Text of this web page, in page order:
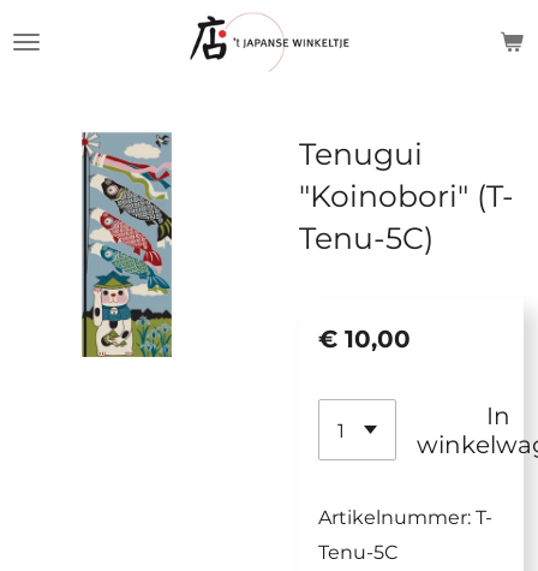
hoofdinhoud
Tenugui
"Koinobori" (T-
Tenu-5C)
€ 10,00
In
Artikelnummer: T-
Tenu-5C